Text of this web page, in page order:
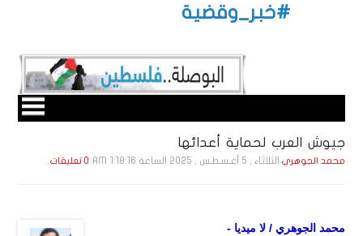
#خبر_وقضية
جيوش العرب لحماية أعدائها
محمد الجوهري الثلاثاء , 5 أغـسـطـس , 2025 الساعة 1:18:16 AM 0 تعليقات
محمد الجوهري / لا ميديا -